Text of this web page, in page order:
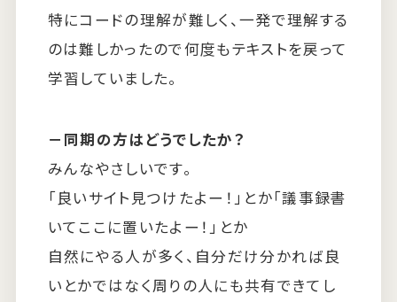
特にコードの理解が難しく、一発で理解する
のは難しかったので何度もテキストを戻って
学習していました。
－同期の方はどうでしたか？
みんなやさしいです。
「良いサイト見つけたよー！」とか「議事録書
いてここに置いたよー！」とか
自然にやる人が多く、自分だけ分かれば良
いとかではなく周りの人にも共有できてし